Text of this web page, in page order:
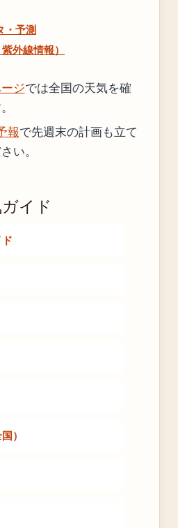
・予測
外線情報）
ジでは全国の天気を確
報で先週末の計画も立て
い。
イド
）